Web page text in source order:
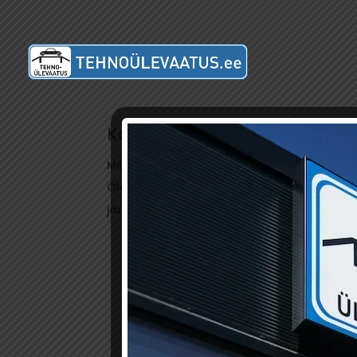
Kas tead, millal saabub
Millal saabub sinu auto ülevaatuse aeg?
Olenemata sõiduki vanusest, tuleb
järel. LOE LISAKS Millal saabub sinu auto